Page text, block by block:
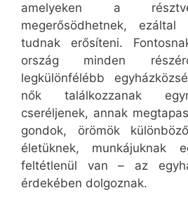
amelyeken a
megerősödhetnek,
tudnak erősíteni.
ország minden
legkülönfélébb
nők találkozzanak
cseréljenek, annak
gondok, örömök
életüknek, munkájuknak
feltétlenül van – az
érdekében dolgoznak.